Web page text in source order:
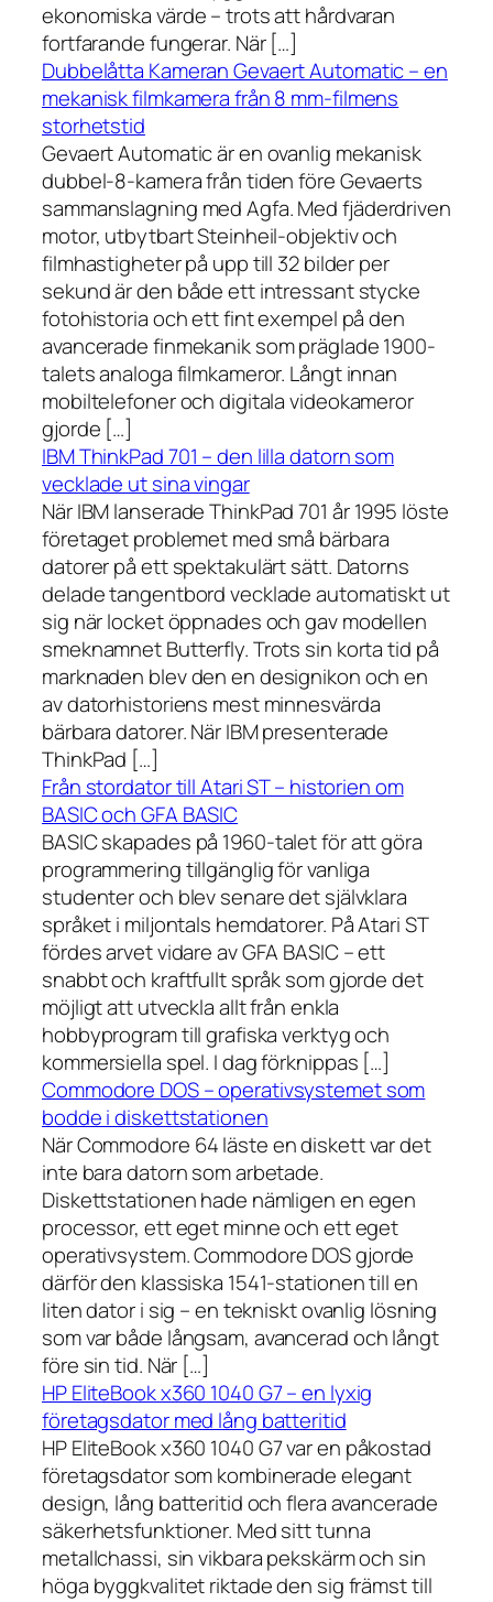
ekonomiska värde – trots att hårdvaran
fortfarande fungerar. När […]
Dubbelåtta Kameran Gevaert Automatic – en
mekanisk filmkamera från 8 mm-filmens
storhetstid
Gevaert Automatic är en ovanlig mekanisk
dubbel-8-kamera från tiden före Gevaerts
sammanslagning med Agfa. Med fjäderdriven
motor, utbytbart Steinheil-objektiv och
filmhastigheter på upp till 32 bilder per
sekund är den både ett intressant stycke
fotohistoria och ett fint exempel på den
avancerade finmekanik som präglade 1900-
talets analoga filmkameror. Långt innan
mobiltelefoner och digitala videokameror
gjorde […]
IBM ThinkPad 701 – den lilla datorn som
vecklade ut sina vingar
När IBM lanserade ThinkPad 701 år 1995 löste
företaget problemet med små bärbara
datorer på ett spektakulärt sätt. Datorns
delade tangentbord vecklade automatiskt ut
sig när locket öppnades och gav modellen
smeknamnet Butterfly. Trots sin korta tid på
marknaden blev den en designikon och en
av datorhistoriens mest minnesvärda
bärbara datorer. När IBM presenterade
ThinkPad […]
Från stordator till Atari ST – historien om
BASIC och GFA BASIC
BASIC skapades på 1960-talet för att göra
programmering tillgänglig för vanliga
studenter och blev senare det självklara
språket i miljontals hemdatorer. På Atari ST
fördes arvet vidare av GFA BASIC – ett
snabbt och kraftfullt språk som gjorde det
möjligt att utveckla allt från enkla
hobbyprogram till grafiska verktyg och
kommersiella spel. I dag förknippas […]
Commodore DOS – operativsystemet som
bodde i diskettstationen
När Commodore 64 läste en diskett var det
inte bara datorn som arbetade.
Diskettstationen hade nämligen en egen
processor, ett eget minne och ett eget
operativsystem. Commodore DOS gjorde
därför den klassiska 1541-stationen till en
liten dator i sig – en tekniskt ovanlig lösning
som var både långsam, avancerad och långt
före sin tid. När […]
HP EliteBook x360 1040 G7 – en lyxig
företagsdator med lång batteritid
HP EliteBook x360 1040 G7 var en påkostad
företagsdator som kombinerade elegant
design, lång batteritid och flera avancerade
säkerhetsfunktioner. Med sitt tunna
metallchassi, sin vikbara pekskärm och sin
höga byggkvalitet riktade den sig främst till